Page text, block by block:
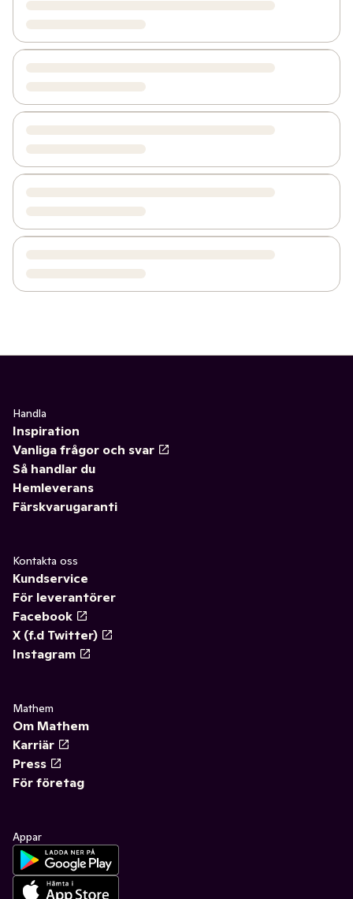
Handla
Inspiration
Vanliga frågor och svar
Så handlar du
Hemleverans
Färskvarugaranti
Kontakta oss
Kundservice
För leverantörer
Facebook
X (f.d Twitter)
Instagram
Mathem
Om Mathem
Karriär
Press
För företag
Appar